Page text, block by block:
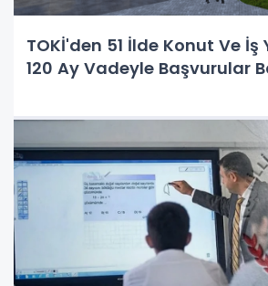
TOKİ'den 51 İlde Konut Ve İş
120 Ay Vadeyle Başvurular